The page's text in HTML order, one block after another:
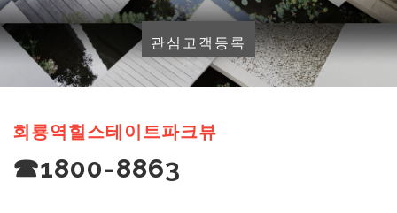
관심고객등록
회룡역힐스테이트파크뷰
☎1800-8863